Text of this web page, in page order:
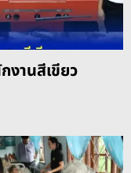
งานสีเขียว